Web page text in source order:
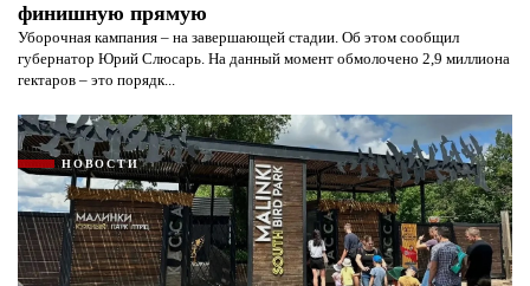
финишную прямую
Уборочная кампания – на завершающей стадии. Об этом сообщил
губернатор Юрий Слюсарь. На данный момент обмолочено 2,9 миллиона
гектаров – это порядк...
НОВОСТИ